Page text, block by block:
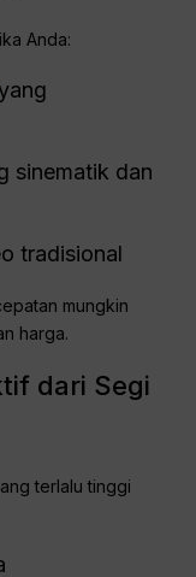
Anda:
sinematik dan
tradisional
mungkin
harga.
dari Segi
terlalu tinggi